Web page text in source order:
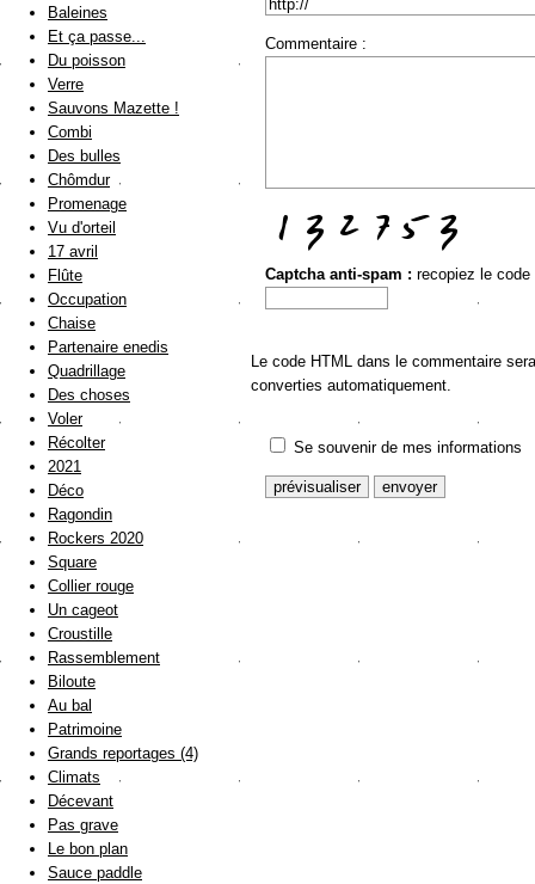
Commentaire :
Captcha anti-spam : recopiez le code
Le code HTML dans le commentaire
converties automatiquement.
Se souvenir de mes informations
Baleines
Et ça passe...
Du poisson
Verre
Sauvons Mazette !
Combi
Des bulles
Chômdur
Promenage
Vu d'orteil
17 avril
Flûte
Occupation
Chaise
Partenaire enedis
Quadrillage
Des choses
Voler
Récolter
2021
Déco
Ragondin
Rockers 2020
Square
Collier rouge
Un cageot
Croustille
Rassemblement
Biloute
Au bal
Patrimoine
Grands reportages (4)
Climats
Décevant
Pas grave
Le bon plan
Sauce paddle